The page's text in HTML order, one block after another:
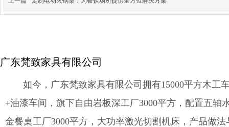
广东梵致家具有限公司
如今，广东梵致家具有限公司拥有15000平方木工
+油漆车间，旗下自由岩板深工厂3000平方，配置五轴
金餐桌工厂3000平方，大功率激光切割机床，产品做